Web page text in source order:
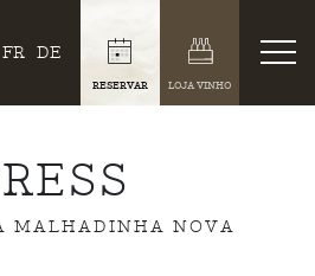
FR DE
RESERVAR LOJA VINHO
MALHADINHA NOVA